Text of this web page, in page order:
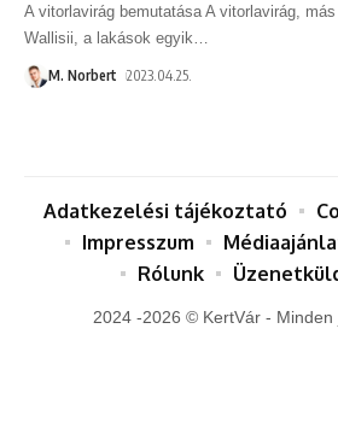
A vitorlavirág bemutatása A vitorlavirág,
Wallisii, a lakások egyik
M. Norbert 2023.04.25.
2024 -2026 © KertVár - Minden
Adatkezelési tájékoztató
Impresszum
Rólunk